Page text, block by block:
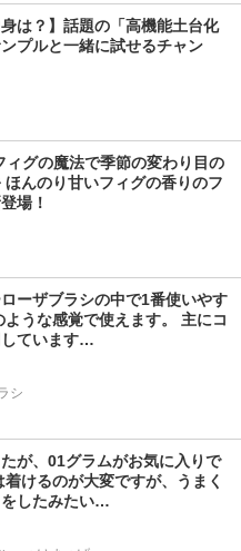
身は？】話題の「高機能土台化
プルと一緒に試せるチャン
ィグの魔法で季節の変わり目の
んのり甘いフィグの香りのフ
場！
ーザブラシの中で1番使いやす
うな感覚で使えます。 主にコ
しています…
シ
が、01グラムがお気に入りで
けるのが大変ですが、うまく
したみたい…